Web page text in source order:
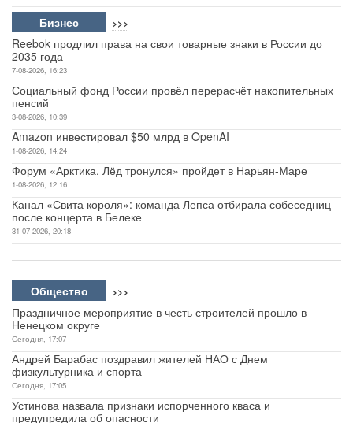
Бизнес >>>
Reebok продлил права на свои товарные знаки в России до
2035 года
7-08-2026, 16:23
Социальный фонд России провёл перерасчёт накопительных
пенсий
3-08-2026, 10:39
Amazon инвестировал $50 млрд в OpenAI
1-08-2026, 14:24
Форум «Арктика. Лёд тронулся» пройдет в Нарьян-Маре
1-08-2026, 12:16
Канал «Свита короля»: команда Лепса отбирала собеседниц
после концерта в Белеке
31-07-2026, 20:18
Общество >>>
Праздничное мероприятие в честь строителей прошло в
Ненецком округе
Сегодня, 17:07
Андрей Барабас поздравил жителей НАО с Днем
физкультурника и спорта
Сегодня, 17:05
Устинова назвала признаки испорченного кваса и
предупредила об опасности